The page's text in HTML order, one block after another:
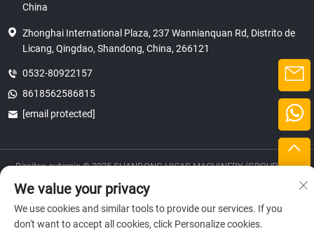
China
Zhonghai International Plaza, 237 Wannianquan Rd, Distrito de
Licang, Qingdao, Shandong, China, 266121
0532-80922157
8618562586815
[email protected]
Direitos autorais © 2025 SHANDONG HICAS MACHINERY (GROUP) CO.,
privacidade
We value your privacy
We use cookies and similar tools to provide our services. If you
don't want to accept all cookies, click Personalize cookies.